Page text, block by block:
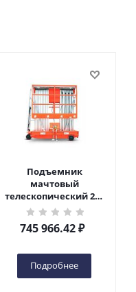
Подъемник
мачтовый
телескопический 200
кг 10 м TOR GTWY10-
200S DC 2-мачтовый
(автономный) (N) в
745 966.42₽
Подробнее